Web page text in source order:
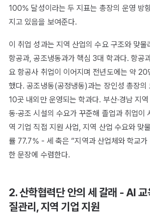
100% 달성이라는 두 지표는 총장의 운영 방
지고 있음을 보여준다.
이 취업 성과는 지역 산업의 수요 구조와 맞물
항공과, 공조냉동과가 핵심 3대 학과다. 항공
요 항공사 취업이 이어지며 전년도에는 약 20
했다. 공조냉동(공정냉동)과는 장인성 총장의
10곳 내외만 운영되는 학과다. 부산·경남 지
동·공조 시설의 수요가 꾸준해 졸업과 취업이
역 기업 직접 지원 사업, 지역 산업 수요와 맞
률 77.7% - 세 축은 “지역과 산업체와 학교가
한 문장에 수렴한다.
2. 산학협력단 안의 세 갈래 - AI
질관리, 지역 기업 지원